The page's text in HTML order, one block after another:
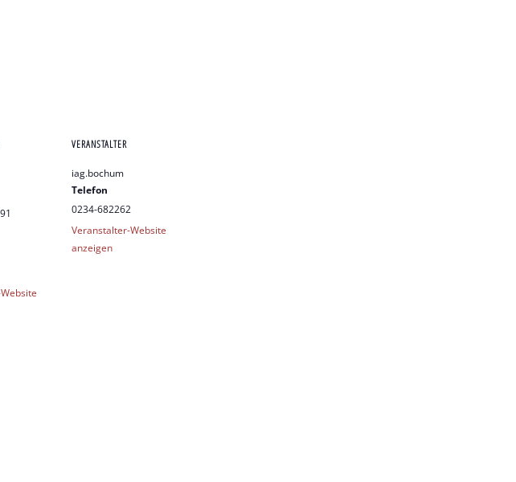
VERANSTALTER
iag.bochum
Telefon
0234-682262
Veranstalter-Website
anzeigen